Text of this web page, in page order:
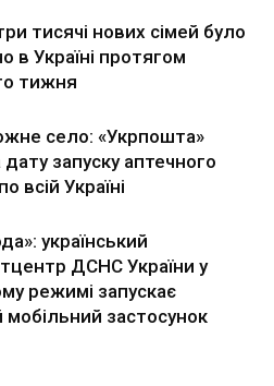
тисячі нових сімей було
в Україні протягом
тижня
село: «Укрпошта»
запуску аптечного
всій Україні
український
ДСНС України у
режимі запускає
мобільний застосунок